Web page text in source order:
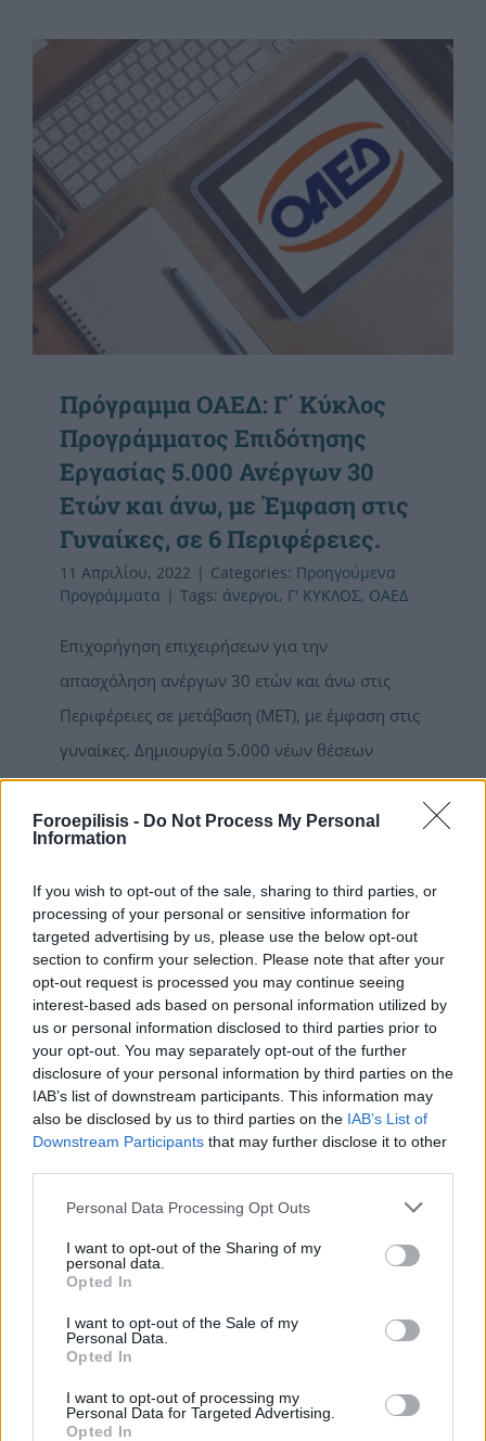
Foroepilisis - Do Not Process My Personal
Information
If you wish to opt-out of the sale, sharing to third parties, or
processing of your personal or sensitive information for
targeted advertising by us, please use the below opt-out
section to confirm your selection. Please note that after your
opt-out request is processed you may continue seeing
interest-based ads based on personal information utilized by
us or personal information disclosed to third parties prior to
your opt-out. You may separately opt-out of the further
disclosure of your personal information by third parties on the
IAB’s list of downstream participants. This information may
also be disclosed by us to third parties on the IAB’s List of
Downstream Participants that may further disclose it to other
Personal Data Processing Opt Outs
I want to opt-out of the Sharing of my
personal data.
Opted In
I want to opt-out of the Sale of my
Personal Data.
Opted In
I want to opt-out of processing my
Personal Data for Targeted Advertising.
Opted In
Πρόγραμμα ΟΑΕΔ: Γ΄ Κύκλος
Προγράμματος Επιδότησης
Εργασίας 5.000 Ανέργων 30
Ετών και άνω, με Έμφαση στις
Γυναίκες, σε 6 Περιφέρειες.
11 Απριλίου, 2022 | Categories: Προηγούμενα
Προγράμματα | Tags: άνεργοι, Γ' ΚΥΚΛΟΣ, ΟΑΕΔ
Επιχoρήγηση επιχειρήσεων για την
απασχόληση ανέργων 30 ετών και άνω στις
Περιφέρειες σε μετάβαση (MΕΤ), με έμφαση στις
γυναίκες. Δημιουργία 5.000 νέων θέσεων
εργασίας πλήρους απασχόλησης με την
πρόσληψη ανέργων, εγγεγραμμένων στο
άνω, με έμφαση στις γυναίκες. Συγκεκριμένα,
στις ΜΕΤ συμπεριλαμβάνονται η Δυτική
Μακεδονία, η Στερεά Ελλάδα, τα Ιόνια Νησιά, η
Πελοπόννησος το Βόρειο Αιγαίο και η Κρήτη. Σε
ποιους απευθύνεται Ιδιωτικές επιχειρήσεις και
γενικά εργοδότες του ιδιωτικού τομέα που
ασκούν τακτική οικονομική δραστηριότητα και
δραστηριοποιούνται στις 6 Περιφέρειες σε
για την ένταξη μιας επιχείρησης στη δράση
Read More